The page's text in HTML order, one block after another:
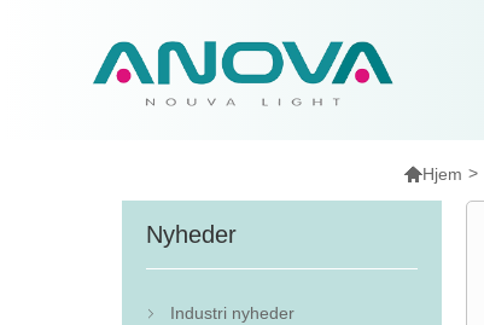
Hjem >
Nyheder
 Industri nyheder